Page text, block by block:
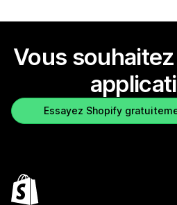
Vous
Essayez Shopify